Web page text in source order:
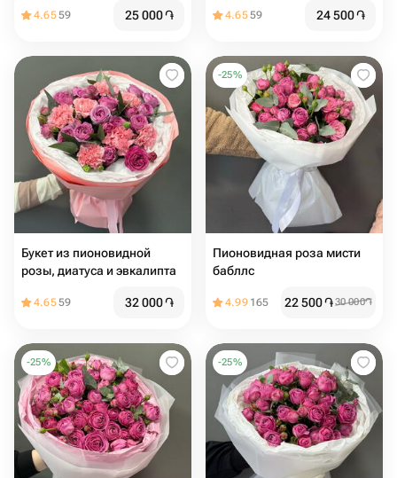
4.6559 25 000֏ 4.6559 24 500֏
Букет из пионовидной
розы, диатуса и эвкалипта
4.6559 32 000֏
-25%
Пионовидная роза мисти
бабллс ️
4.99 165 22 500֏30 000֏
-25% -25%